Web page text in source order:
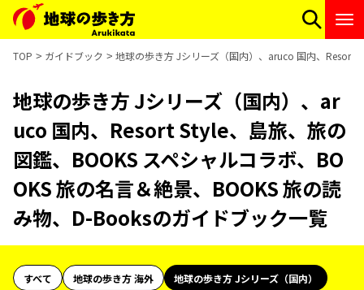
TOP ガイドブック 地球の歩き方 Jシリーズ（国内）、aruco 国内、Resort
地球の歩き方 Jシリーズ（国内）、ar
uco 国内、Resort Style、島旅、旅の
図鑑、BOOKS スペシャルコラボ、BO
OKS 旅の名言＆絶景、BOOKS 旅の読
み物、D-Booksのガイドブック一覧
すべて 地球の歩き方 海外
地球の歩き方 Jシリーズ（国内）